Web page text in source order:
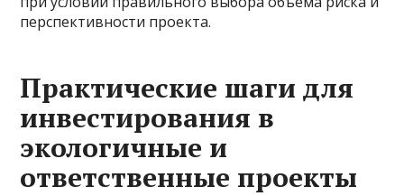
перспективности проекта.
Практические шаги для
инвестирования в
экологичные и
ответственные проекты